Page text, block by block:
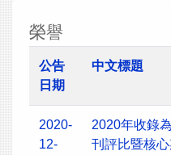
榮譽
公告
日期
中文標題
2020-
12-
2020年收錄
刊評比暨核心